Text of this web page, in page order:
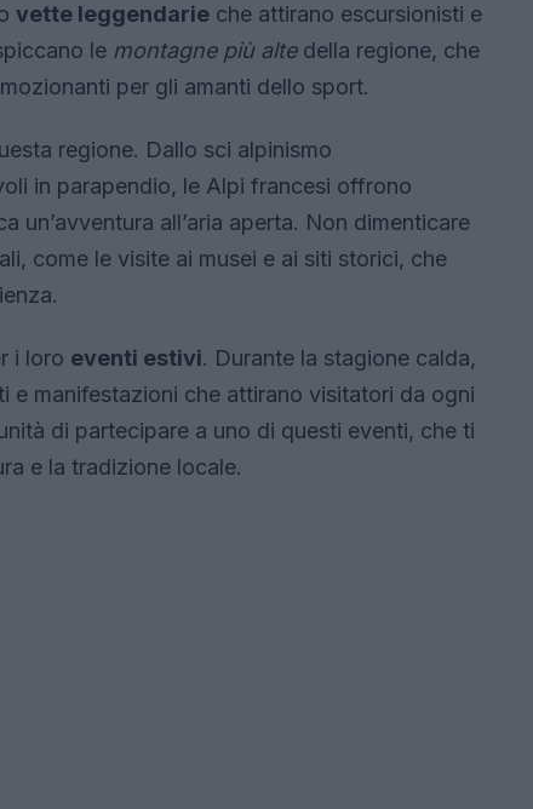
vette leggendarie che attirano escursionisti e
le montagne più altedella regione, che
per gli amanti dello sport.
regione. Dallo sci alpinismo
in parapendio, le Alpi francesi offrono
un’avventura all’aria aperta. Non dimenticare
come le visite ai musei e ai siti storici, che
i loro eventi estivi. Durante la stagione calda,
e manifestazioni che attirano visitatori da ogni
di partecipare a uno di questi eventi, che ti
e la tradizione locale.